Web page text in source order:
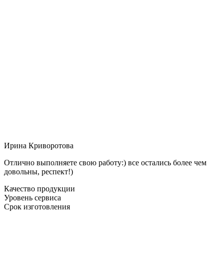
Ирина Криворотова
Отлично выполняете свою работу:) все остались более чем
довольны, респект!)
Качество продукции
Уровень сервиса
Срок изготовления